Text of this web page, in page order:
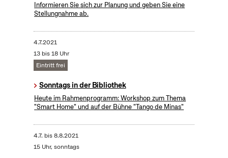
Informieren Sie sich zur Planung und geben Sie eine
Stellungnahme ab.
4.7.2021
13 bis 18 Uhr
Eintritt frei
Sonntags in der Bibliothek
Heute im Rahmenprogramm: Workshop zum Thema
"Smart Home" und auf der Bühne "Tango de Minas"
4.7. bis8.8.2021
15 Uhr, sonntags